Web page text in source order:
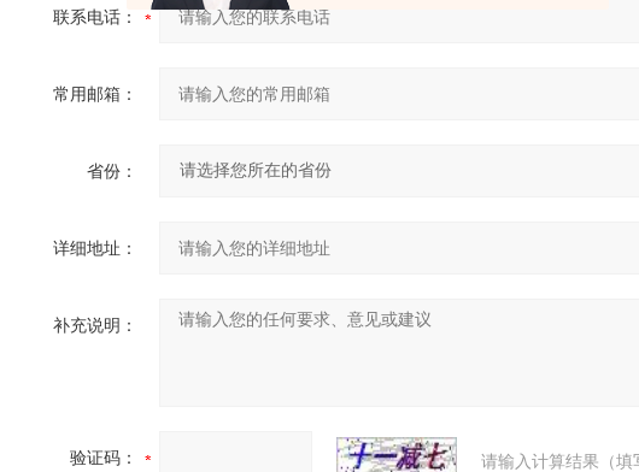
联系电话：
常用邮箱：
省份：
详细地址：
补充说明：
验证码： 请输入计算结果（